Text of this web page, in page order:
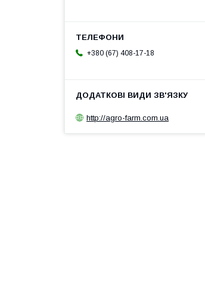
+380 (67) 408-17-18
http://agro-farm.com.ua